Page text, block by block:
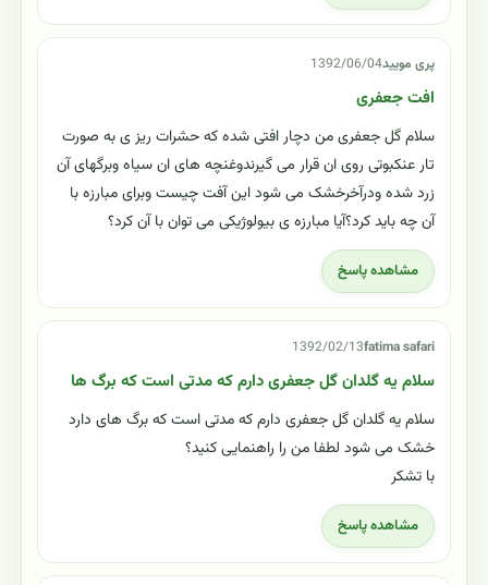
پری مویید1392/06/04
افت جعفری
سلام گل جعفری من دچار افتی شده که حشرات ریز ی به صورت
تار عنکبوتی روی ان قرار می گیرندوغنچه های ان سیاه وبرگهای آن
زرد شده ودرآخرخشک می شود این آفت چیست وبرای مبارزه با
آن چه باید کرد؟آیا مبارزه ی بیولوژیکی می توان با آن کرد؟
مشاهده پاسخ
fatima safari
1392/02/13
سلام یه گلدان گل جعفری دارم که مدتی است که برگ ها
سلام یه گلدان گل جعفری دارم که مدتی است که برگ های دارد
خشک می شود لطفا من را راهنمایی کنید؟
با تشکر
مشاهده پاسخ